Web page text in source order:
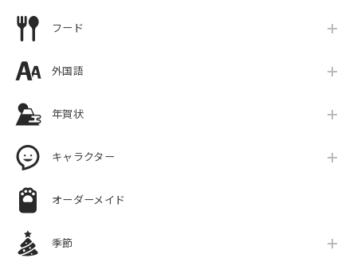
フード
外国語
年賀状
キャラクター
オーダーメイド
季節